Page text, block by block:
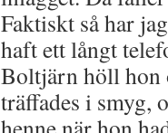
Faktiskt så har
haft ett långt
Boltjärn höll hon
träffades i smyg,